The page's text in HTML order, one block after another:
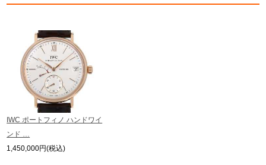
買取サロン
GINZA RASIN公式ブログ
WEBマガジン
IWC ポートフィノ ハンドワイ
ンド …
1,450,000円(税込)
の掲載を控えております。
※当店では店頭販売も行っております為、サイトでのご注文と店頭処理との時
間差で在庫切れになる場合がございます。
予めご了承くださいませ。
また、ご来店にてご購入を希望される場合にも、事前に在庫の確認をお電話か
メールにてお問い合わせいただけますようお願いいたします。
※アンティーク品やユーズド品の場合、外装および内部機械に代替部品を使用
している場合がございます。
※表示の定価は、入荷時の価格となっております。
現在の定価と異なる場合がございますのでご了承くださいませ。